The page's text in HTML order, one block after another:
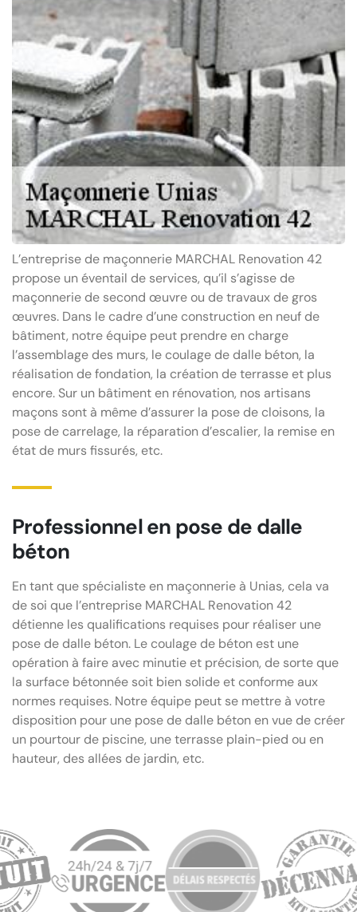
L’entreprise de maçonnerie MARCHAL Renovation 42
propose un éventail de services, qu’il s’agisse de
maçonnerie de second œuvre ou de travaux de gros
œuvres. Dans le cadre d’une construction en neuf de
bâtiment, notre équipe peut prendre en charge
l’assemblage des murs, le coulage de dalle béton, la
réalisation de fondation, la création de terrasse et plus
encore. Sur un bâtiment en rénovation, nos artisans
maçons sont à même d’assurer la pose de cloisons, la
pose de carrelage, la réparation d’escalier, la remise en
état de murs fissurés, etc.
Professionnel en pose de dalle
béton
En tant que spécialiste en maçonnerie à Unias, cela va
de soi que l’entreprise MARCHAL Renovation 42
détienne les qualifications requises pour réaliser une
pose de dalle béton. Le coulage de béton est une
opération à faire avec minutie et précision, de sorte que
la surface bétonnée soit bien solide et conforme aux
normes requises. Notre équipe peut se mettre à votre
disposition pour une pose de dalle béton en vue de créer
un pourtour de piscine, une terrasse plain-pied ou en
hauteur, des allées de jardin, etc.